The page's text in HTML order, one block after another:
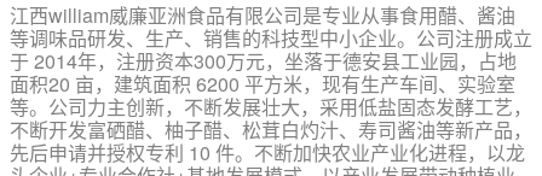
江西william威廉亚洲食品有限公司是专业从事食用醋、酱油
等调味品研发、生产、销售的科技型中小企业。公司注册成立
于 2014年，注册资本300万元，坐落于德安县工业园，占地
面积20 亩，建筑面积 6200 平方米，现有生产车间、实验室
等。公司力主创新，不断发展壮大，采用低盐固态发酵工艺，
不断开发富硒醋、柚子醋、松茸白灼汁、寿司酱油等新产品，
先后申请并授权专利 10 件。不断加快农业产业化进程，以龙